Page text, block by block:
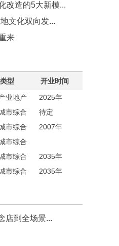
改造的5大新模...
文化双向发...
来
类型 开业时间
业地产
2025年
市综合
待定
市综合
2007年
市综合
市综合
2035年
市综合
2035年
店到全场景...